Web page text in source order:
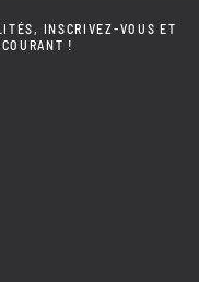
INSCRIVEZ-VOUS ET
!